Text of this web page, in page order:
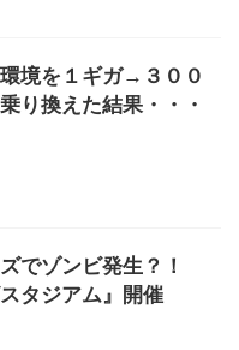
環境を１ギガ→３００
り換えた結果・・・
でゾンビ発生？！
タジアム』開催